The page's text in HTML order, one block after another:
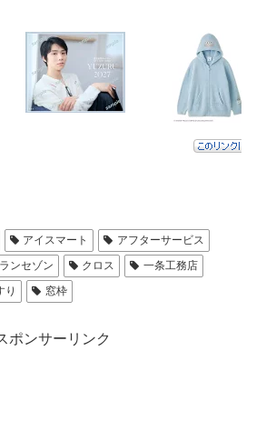
アイスマート
アフターサービス
ンセゾン クロス
一条工務店
り 窓枠
ポンサーリンク